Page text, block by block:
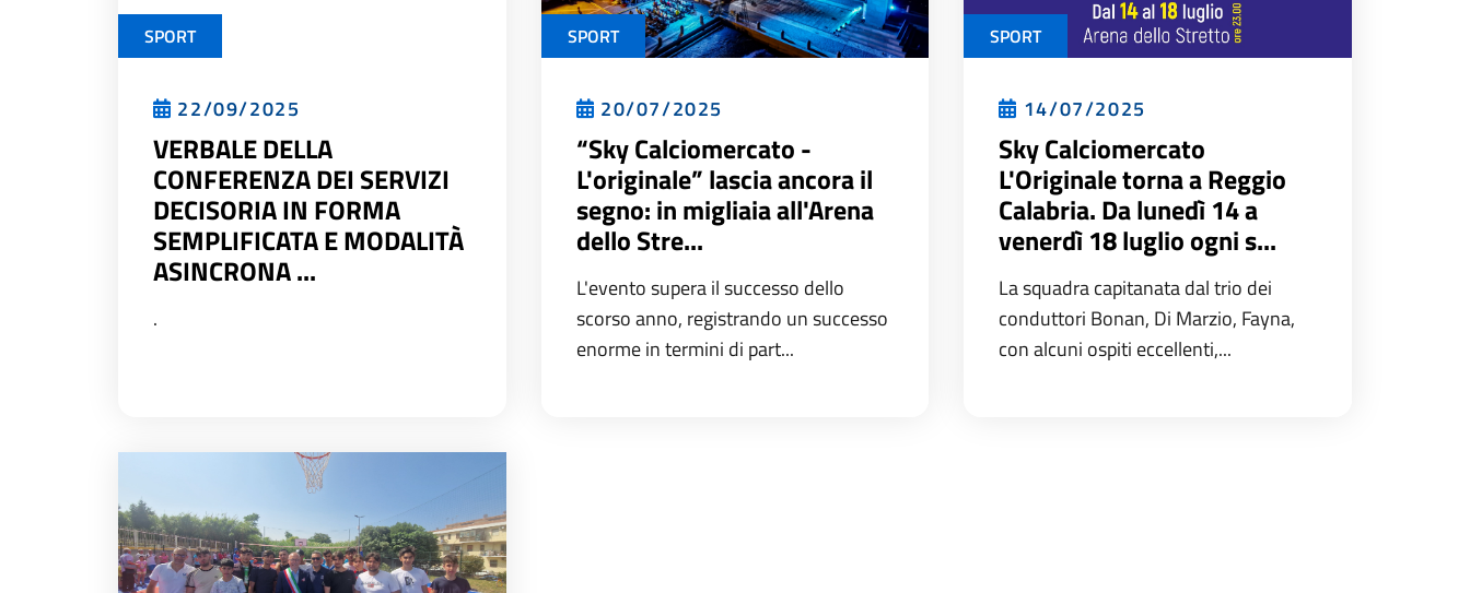
SPORT
22/09/2025
VERBALE DELLA
CONFERENZA DEI SERVIZI
DECISORIA IN FORMA
SEMPLIFICATA E MODALITÀ
ASINCRONA ...
.
SPORT
20/07/2025
“Sky Calciomercato -
L'originale” lascia ancora il
segno: in migliaia all'Arena
dello Stre...
L'evento supera il successo dello
scorso anno, registrando un successo
enorme in termini di part...
SPORT
14/07/2025
Sky Calciomercato
L'Originale torna a Reggio
Calabria. Da lunedì 14 a
venerdì 18 luglio ogni s...
La squadra capitanata dal trio dei
conduttori Bonan, Di Marzio, Fayna,
con alcuni ospiti eccellenti,...